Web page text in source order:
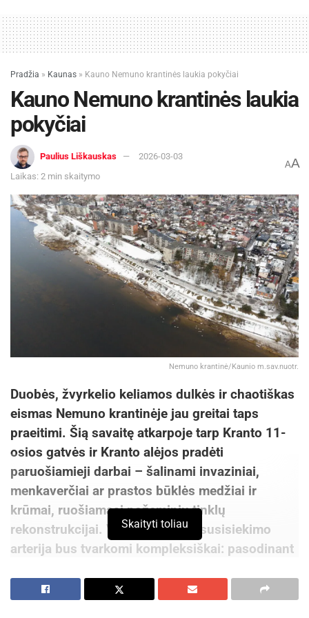
Pradžia » Kaunas » Kauno Nemuno krantinės laukia pokyčiai
Kauno Nemuno krantinės laukia
pokyčiai
Paulius Liškauskas
2026-03-03
Laikas: 2 min skaitymo
AA
Nemuno krantinė/Kaunio m.sav.nuotr.
Duobės, žvyrkelio keliamos dulkės ir chaotiškas
eismas Nemuno krantinėje jau greitai taps
praeitimi. Šią savaitę atkarpoje tarp Kranto 11-
osios gatvės ir Kranto alėjos pradėti
paruošiamieji darbai – šalinami invaziniai,
menkaverčiai ar prastos būklės medžiai ir
krūmai, ruošiamasi požeminių tinklų
rekonstrukcijai. Visa teritorija ir susisiekimo
arterija bus tvarkomi kompleksiškai: pasodinant
gyventojams bei atvykstantiems poilsiautojams.
Skaityti toliau